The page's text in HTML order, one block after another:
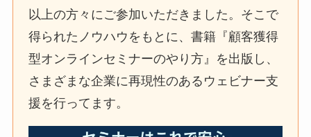
以上の方々にご参加いただきました。そこで
得られたノウハウをもとに、書籍『顧客獲得
型オンラインセミナーのやり方』を出版し、
さまざまな企業に再現性のあるウェビナー支
援を行ってます。